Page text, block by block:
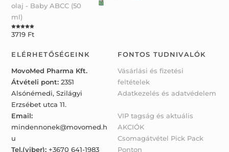
olaj - Baby ABCC (50
ml)
Rated5.00
out of 5
3719 Ft
ELÉRHETŐSÉGEINK
MovoMed Pharma Kft.
Átvételi pont: 2351
Alsónémedi, Szilágyi
Erzsébet utca 11.
Email:
mindennonek@movomed.h
u
Tel.(viber): +3670 641-1983
FONTOS TUDNIVALÓK
Vásárlási és fizetési
feltételek
Adatkezelés és adatvédelem
VIP tagság és aktuális
AKCIÓK
Csomagátvétel Pick Pack
Ponton